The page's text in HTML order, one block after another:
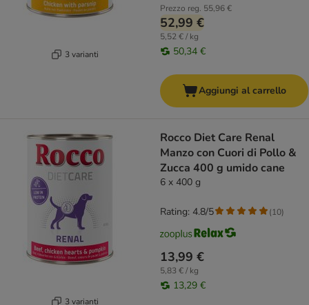
3 varianti
Prezzo reg. 55,96 €
52,99 €
5,52 € / kg
50,34 €
Aggiungi al carrello
3 varianti
Rocco Diet Care Renal
Manzo con Cuori di Pollo &
Zucca 400 g umido cane
6 x 400 g
13,99 €
5,83 € / kg
13,29 €
Rating: 4.8/5 (10)